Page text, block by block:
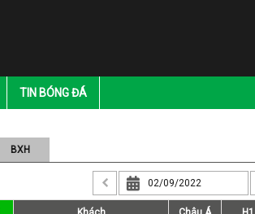
TIN BÓNG ĐÁ
BXH